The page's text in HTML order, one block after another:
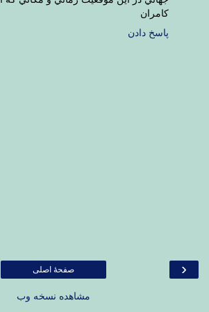
كامران
پاسخ دادن
‹ صفحهٔ اصلی
مشاهده نسخه وب